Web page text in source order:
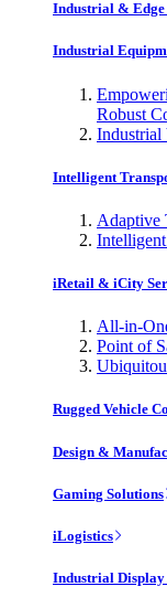
Industrial & Edge
Industrial
Robust
Industrial
Intelligent
Adaptive
iRetail & iCity
All-in-
Point of
Rugged Vehicle
Design &
Gaming Solutions
iLogistics
Industrial Display